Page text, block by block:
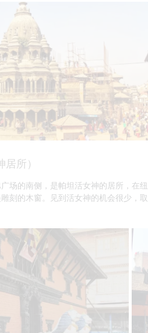
所）
场的南侧，是帕坦活女神的居所，在
刻的木窗。见到活女神的机会很少，